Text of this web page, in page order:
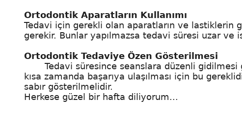
Ortodontik Aparatların Kullanımı
Tedavi için gerekli olan aparatların ve lastiklerin
gerekir. Bunlar yapılmazsa tedavi süresi uzar ve
Ortodontik Tedaviye Özen Gösterilmesi
Tedavi süresince seanslara düzenli gidilmesi
kısa zamanda başarıya ulaşılması için bu
sabır gösterilmelidir.
Herkese güzel bir hafta diliyorum...